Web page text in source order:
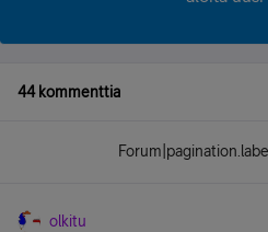
44 kommenttia
olkitu